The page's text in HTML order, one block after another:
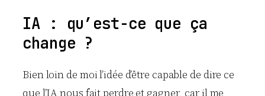
IA : qu’est-ce que ça
change ?
Bien loin de moi l’idée d’être capable de dire ce